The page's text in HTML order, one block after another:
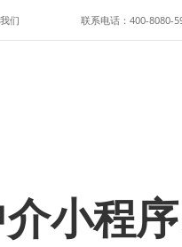
们 联系电话：400-8080-
小程